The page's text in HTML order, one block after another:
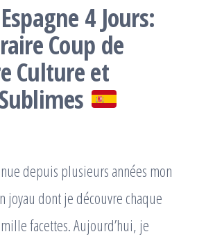
4 Jours:
Coup de
Culture et
depuis plusieurs années mon
joyau dont je découvre chaque
facettes. Aujourd’hui, je